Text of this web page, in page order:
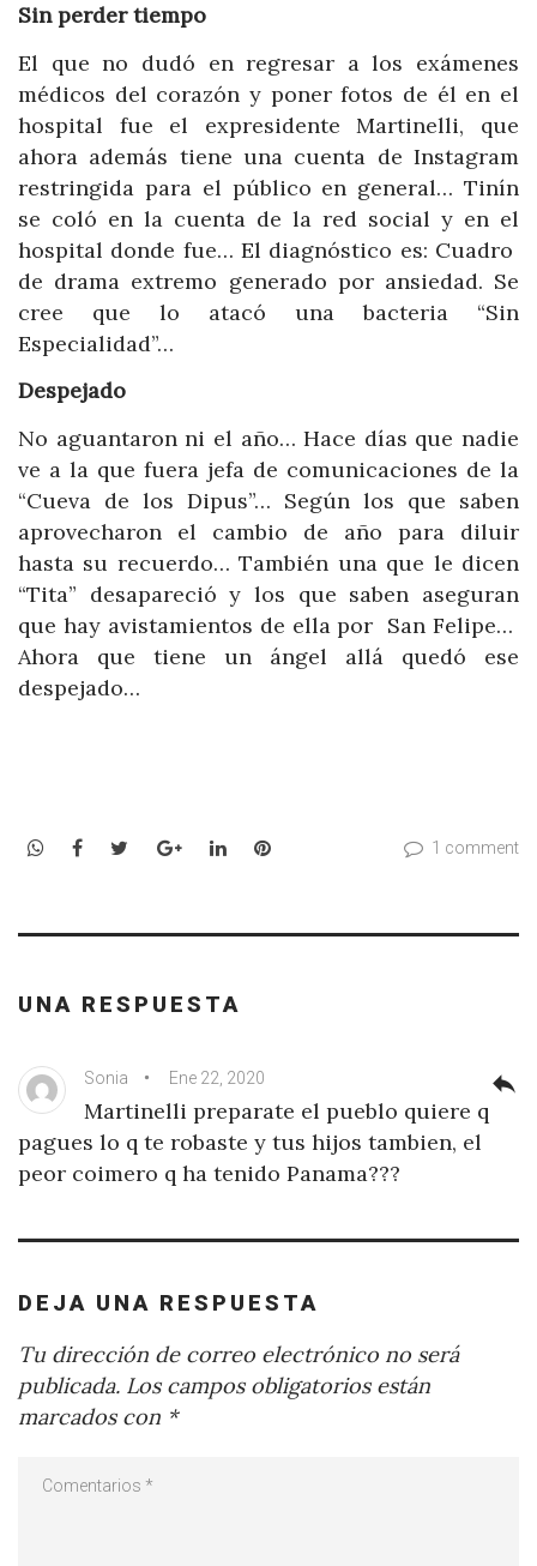
Sin perder tiempo
El que no dudó en regresar a los exámenes
médicos del corazón y poner fotos de él en el
hospital fue el expresidente Martinelli, que
ahora además tiene una cuenta de Instagram
restringida para el público en general… Tinín
se coló en la cuenta de la red social y en el
hospital donde fue… El diagnóstico es: Cuadro
de drama extremo generado por ansiedad. Se
cree que lo atacó una bacteria “Sin
Especialidad”…
Despejado
No aguantaron ni el año… Hace días que nadie
ve a la que fuera jefa de comunicaciones de la
“Cueva de los Dipus”… Según los que saben
aprovecharon el cambio de año para diluir
hasta su recuerdo… También una que le dicen
“Tita” desapareció y los que saben aseguran
que hay avistamientos de ella por San Felipe…
Ahora que tiene un ángel allá quedó ese
despejado…
WhatsApp
Facebook
TwitterGoogle+LinkedInPinterest 1 comment
UNA RESPUESTA
Sonia Ene 22, 2020
Martinelli preparate el pueblo quiere q
pagues lo q te robaste y tus hijos tambien, el
peor coimero q ha tenido Panama???
reply
DEJA UNA RESPUESTA
Tu dirección de correo electrónico no será
publicada. Los campos obligatorios están
marcados con *